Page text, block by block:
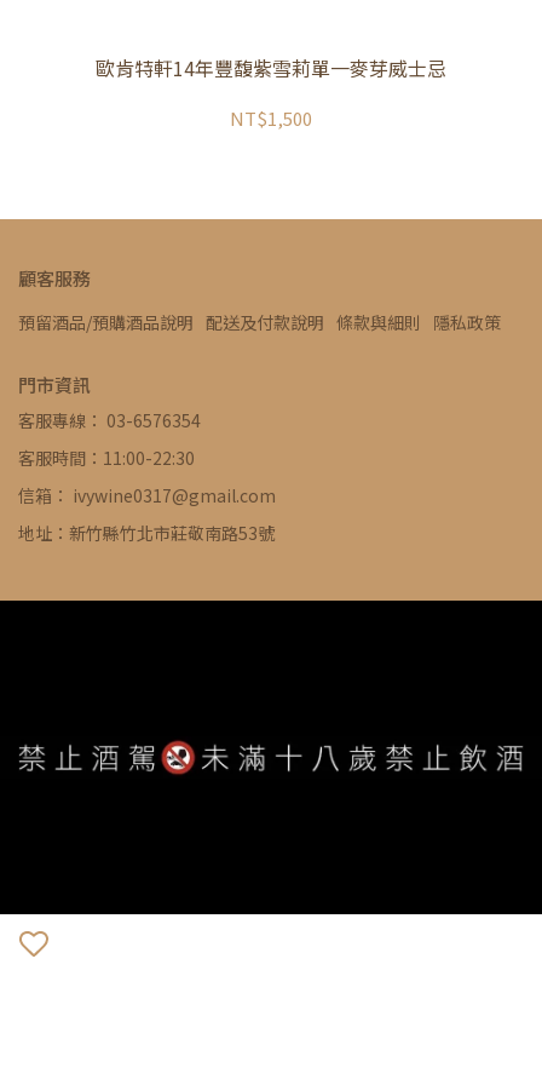
歐肯特軒14年豐馥紫雪莉單一麥芽威士忌
NT$1,500
顧客服務
預留酒品/預購酒品說明 配送及付款說明 條款與細則 隱私政策
門市資訊
客服專線： 03-6576354
客服時間：11:00-22:30
信箱： ivywine0317@gmail.com
地址：新竹縣竹北市莊敬南路53號
WE ARE ALWAYS AVAILABLE TO SERVE YOU ©